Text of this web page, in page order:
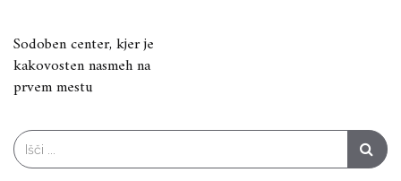
Navigacija
prispevka
Sodoben center, kjer je
kakovosten nasmeh na
prvem mestu
Search
for: